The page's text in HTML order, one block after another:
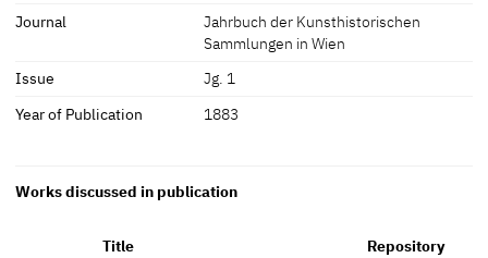
Journal
Jahrbuch der Kunsthistorischen
Sammlungen in Wien
Issue
Jg. 1
Year of Publication
1883
Works discussed in publication
Title Repository